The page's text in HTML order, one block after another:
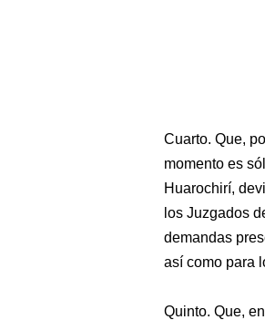
Cuarto. Que,
momento es
Huarochirí,
los Juzgados
demandas
así como para
Quinto. Que,